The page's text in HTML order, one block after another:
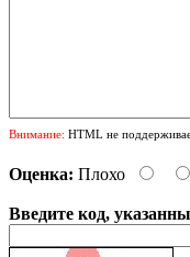
Внимание: HTML не
Оценка: Плохо
Введите код,